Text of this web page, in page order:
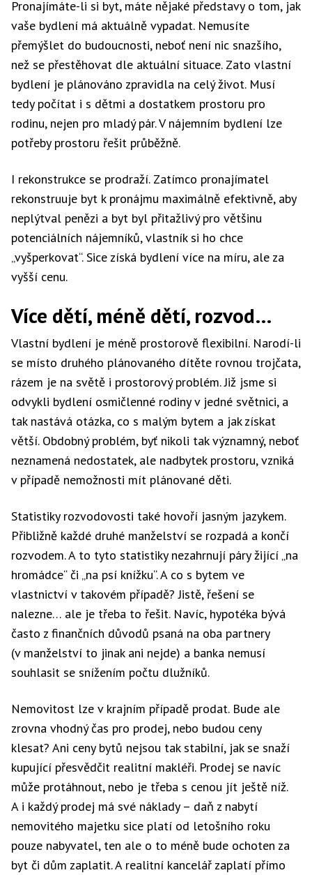
Pronajímáte-li si byt, máte nějaké představy o tom, jak
vaše bydlení má aktuálně vypadat. Nemusíte
přemýšlet do budoucnosti, neboť není nic snazšího,
než se přestěhovat dle aktuální situace. Zato vlastní
bydlení je plánováno zpravidla na celý život. Musí
tedy počítat i s dětmi a dostatkem prostoru pro
rodinu, nejen pro mladý pár. V nájemním bydlení lze
potřeby prostoru řešit průběžně.
I rekonstrukce se prodraží. Zatímco pronajímatel
rekonstruuje byt k pronájmu maximálně efektivně, aby
neplýtval penězi a byt byl přitažlivý pro většinu
potenciálních nájemníků, vlastník si ho chce
„vyšperkovat“. Sice získá bydlení více na míru, ale za
vyšší cenu.
Více dětí, méně dětí, rozvod…
Vlastní bydlení je méně prostorově flexibilní. Narodí-li
se místo druhého plánovaného dítěte rovnou trojčata,
rázem je na světě i prostorový problém. Již jsme si
odvykli bydlení osmičlenné rodiny v jedné světnici, a
tak nastává otázka, co s malým bytem a jak získat
větší. Obdobný problém, byť nikoli tak významný, neboť
neznamená nedostatek, ale nadbytek prostoru, vzniká
v případě nemožnosti mít plánované děti.
Statistiky rozvodovosti také hovoří jasným jazykem.
Přibližně každé druhé manželství se rozpadá a končí
rozvodem. A to tyto statistiky nezahrnují páry žijící „na
hromádce“ či „na psí knížku“. A co s bytem ve
vlastnictví v takovém případě? Jistě, řešení se
nalezne… ale je třeba to řešit. Navíc, hypotéka bývá
často z finančních důvodů psaná na oba partnery
(v manželství to jinak ani nejde) a banka nemusí
souhlasit se snížením počtu dlužníků.
Nemovitost lze v krajním případě prodat. Bude ale
zrovna vhodný čas pro prodej, nebo budou ceny
klesat? Ani ceny bytů nejsou tak stabilní, jak se snaží
kupující přesvědčit realitní makléři. Prodej se navíc
může protáhnout, nebo je třeba s cenou jít ještě níž.
A i každý prodej má své náklady – daň z nabytí
nemovitého majetku sice platí od letošního roku
pouze nabyvatel, ten ale o to méně bude ochoten za
byt či dům zaplatit. A realitní kancelář zaplatí přímo